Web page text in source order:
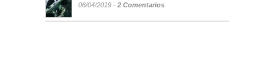
06/04/2019 - 2 Comentarios